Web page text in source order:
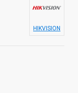
HIKVISION